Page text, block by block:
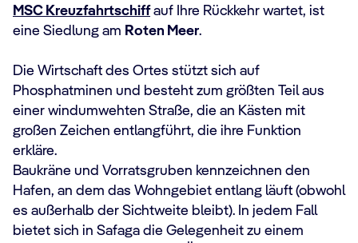
MSC Kreuzfahrtschiffauf Ihre Rückkehr wartet, ist
eine Siedlung am Roten Meer.
Die Wirtschaft des Ortes stützt sich auf
Phosphatminen und besteht zum größten Teil aus
einer windumwehten Straße, die an Kästen mit
großen Zeichen entlangführt, die ihre Funktion
erkläre.
Baukräne und Vorratsgruben kennzeichnen den
Hafen, an dem das Wohngebiet entlang läuft (obwohl
es außerhalb der Sichtweite bleibt). In jedem Fall
bietet sich in Safaga die Gelegenheit zu einem